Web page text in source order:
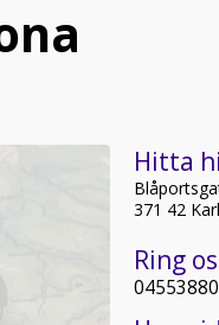
Hitta
371 42
Ring